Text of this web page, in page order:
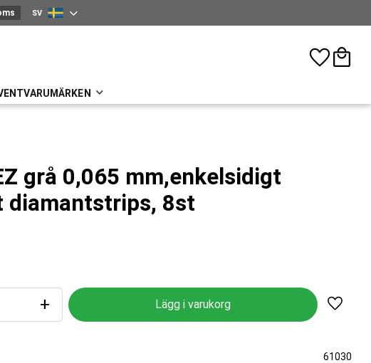
Svenska
SV
Favoriter
VARUMÄRKEN
grå 0,065 mm,enkelsidigt
diamantstrips, 8st
+ Lägg
61030